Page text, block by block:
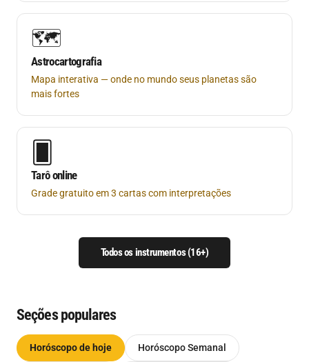
🗺
Astrocartografia
Mapa interativa — onde no mundo seus planetas são
mais fortes
Tarô online
Grade gratuito em 3 cartas com interpretações
Todos os instrumentos (16+)
Seções populares
Horóscopo de hoje Horóscopo Semanal